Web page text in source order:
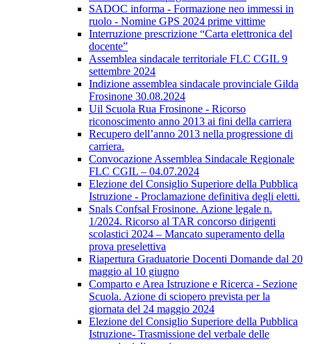
SADOC informa - Formazione neo immessi in
ruolo - Nomine GPS 2024 prime vittime
Interruzione prescrizione “Carta elettronica del
docente”
Assemblea sindacale territoriale FLC CGIL 9
settembre 2024
Indizione assemblea sindacale provinciale Gilda
Frosinone 30.08.2024
Uil Scuola Rua Frosinone - Ricorso
riconoscimento anno 2013 ai fini della carriera
Recupero dell’anno 2013 nella progressione di
carriera.
Convocazione Assemblea Sindacale Regionale
FLC CGIL – 04.07.2024
Elezione del Consiglio Superiore della Pubblica
Istruzione - Proclamazione definitiva degli eletti.
Snals Confsal Frosinone. Azione legale n.
1/2024. Ricorso al TAR concorso dirigenti
scolastici 2024 – Mancato superamento della
prova preselettiva
Riapertura Graduatorie Docenti Domande dal 20
maggio al 10 giugno
Comparto e Area Istruzione e Ricerca - Sezione
Scuola. Azione di sciopero prevista per la
giornata del 24 maggio 2024
Elezione del Consiglio Superiore della Pubblica
Istruzione- Trasmissione del verbale delle